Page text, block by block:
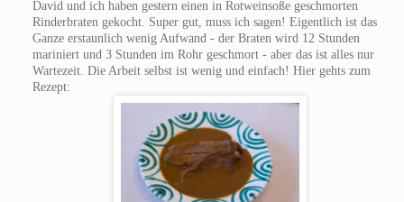
David und ich haben gestern einen in Rotweinsoße geschmorten
Rinderbraten gekocht. Super gut, muss ich sagen! Eigentlich ist das
Ganze erstaunlich wenig Aufwand - der Braten wird 12 Stunden
mariniert und 3 Stunden im Rohr geschmort - aber das ist alles nur
Wartezeit. Die Arbeit selbst ist wenig und einfach! Hier gehts zum
Rezept: